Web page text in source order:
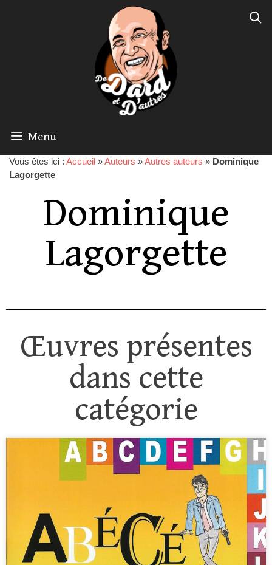
Menu
Vous êtes ici : Accueil »Auteurs »Autres auteurs » Dominique
Lagorgette
Dominique
Lagorgette
Œuvres présentes
dans cette
catégorie